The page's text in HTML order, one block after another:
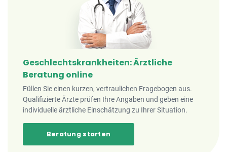
Geschlechtskrankheiten: Ärztliche
Beratung online
Füllen Sie einen kurzen, vertraulichen Fragebogen aus.
Qualifizierte Ärzte prüfen Ihre Angaben und geben eine
individuelle ärztliche Einschätzung zu Ihrer Situation.
Beratung starten